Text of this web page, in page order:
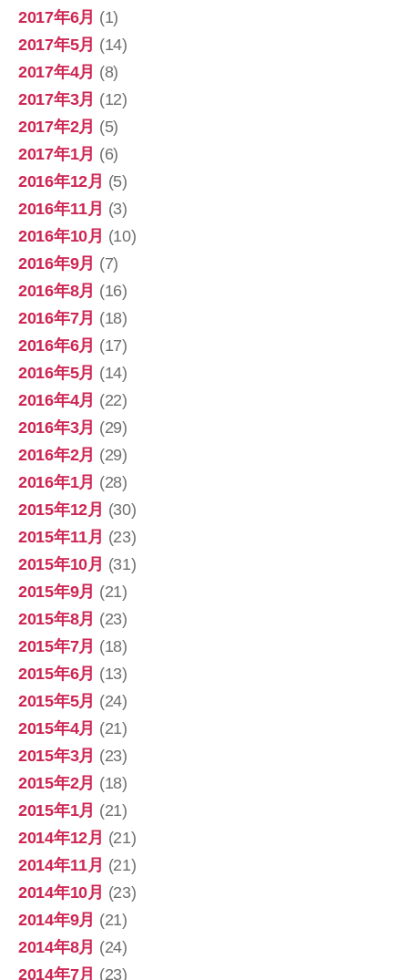
2017年6月 (1)
2017年5月 (14)
2017年4月 (8)
2017年3月 (12)
2017年2月 (5)
2017年1月 (6)
2016年12月 (5)
2016年11月 (3)
2016年10月 (10)
2016年9月 (7)
2016年8月 (16)
2016年7月 (18)
2016年6月 (17)
2016年5月 (14)
2016年4月 (22)
2016年3月 (29)
2016年2月 (29)
2016年1月 (28)
2015年12月 (30)
2015年11月 (23)
2015年10月 (31)
2015年9月 (21)
2015年8月 (23)
2015年7月 (18)
2015年6月 (13)
2015年5月 (24)
2015年4月 (21)
2015年3月 (23)
2015年2月 (18)
2015年1月 (21)
2014年12月 (21)
2014年11月 (21)
2014年10月 (23)
2014年9月 (21)
2014年8月 (24)
2014年7月 (23)